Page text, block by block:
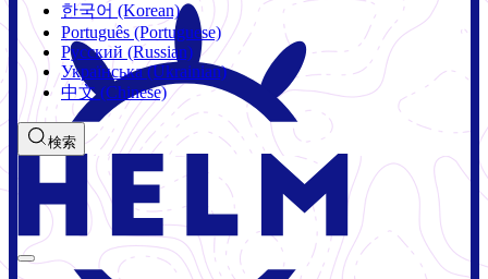
한국어 (Korean)
Português (Portuguese)
Русский (Russian)
Українська (Ukrainian)
中文 (Chinese)
検索